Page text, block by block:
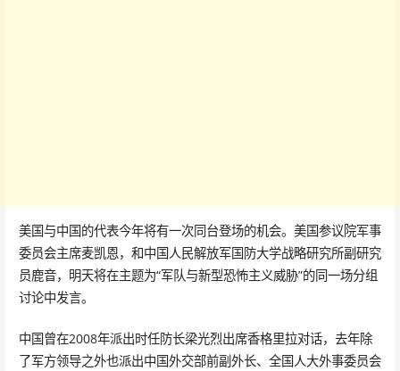
美国与中国的代表今年将有一次同台登场的机会。美国参议院军事
委员会主席麦凯恩，和中国人民解放军国防大学战略研究所副研究
员鹿音，明天将在主题为“军队与新型恐怖主义威胁”的同一场分组
讨论中发言。
中国曾在2008年派出时任防长梁光烈出席香格里拉对话，去年除
了军方领导之外也派出中国外交部前副外长、全国人大外事委员会